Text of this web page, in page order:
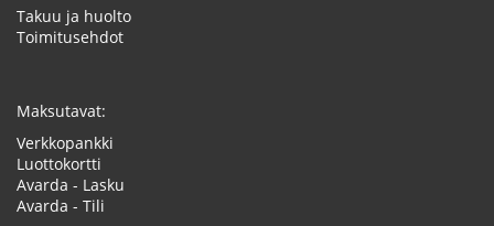
Takuu ja huolto
Toimitusehdot
Maksutavat:
Verkkopankki
Luottokortti
Avarda - Lasku
Avarda - Tili